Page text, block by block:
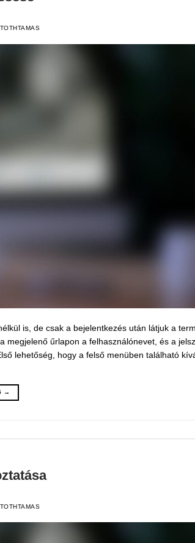
TOTHTAMAS
is, de csak a bejelentkezés után látjuk a
megjelenő űrlapon a felhasználónevet, és a
lehetőség, hogy a felső menüben található
→
TOTHTAMAS